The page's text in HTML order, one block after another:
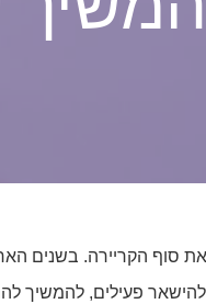
סוף הקריירה. בשנים
להישאר פעילים,